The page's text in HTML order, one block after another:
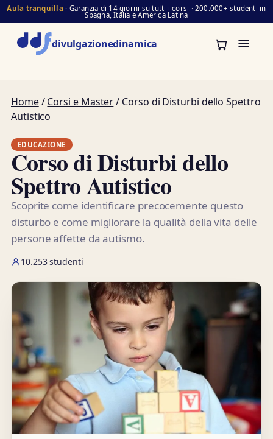
Aula tranquilla · Garanzia di 14 giorni su tutti i corsi · 200.000+ studenti in
Spagna, Italia e America Latina
divulgazionedinamica
Home/Corsi e Master/ Corso di Disturbi dello Spettro
Autistico
EDUCAZIONE
Corso di Disturbi dello
Spettro Autistico
Scoprite come identificare precocemente questo
disturbo e come migliorare la qualità della vita delle
persone affette da autismo.
10.253 studenti